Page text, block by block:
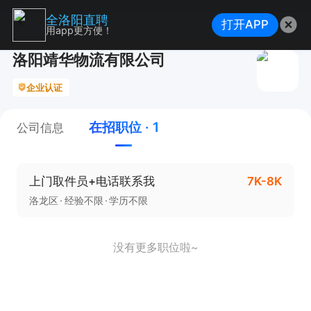
洛阳靖华物流有限公司
企业认证
公司信息 在招职位 · 1
上门取件员+电话联系我 7K-8K
洛龙区 经验不限 学历不限
没有更多职位啦~
全洛阳直聘
用app更方便！ 打开APP